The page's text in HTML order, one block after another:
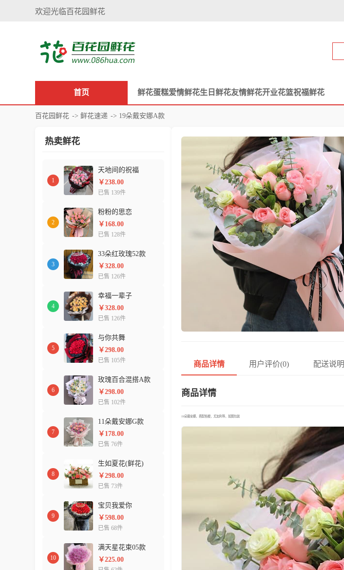
欢迎光临百花园鲜花
首页 鲜花蛋糕爱情鲜花生日鲜花友情鲜花开业花篮祝福鲜花
百花园鲜花 -> 鲜花速递 -> 19朵戴安娜A款
热卖鲜花
1
天地间的祝福
￥238.00
已售 139件
2
粉粉的思恋
￥168.00
已售 128件
3
33朵红玫瑰52款
￥328.00
已售 126件
4
幸福一辈子
￥328.00
已售 126件
5
与你共舞
￥298.00
已售 105件
6
玫瑰百合混搭A款
￥298.00
已售 102件
7
11朵戴安娜G款
￥178.00
已售 76件
8
生如夏花(鲜花)
￥298.00
已售 73件
9
宝贝我爱你
￥598.00
已售 68件
10
满天星花束05款
￥225.00
商品详情 用户评价(0) 配送说明
商品详情
19朵戴安娜，搭配桔梗，尤加利等，如图包装